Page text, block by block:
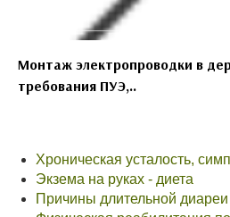
Монтаж электропроводки в
требования ПУЭ,..
Хроническая усталость,
Экзема на руках - диета
Причины длительной диареи